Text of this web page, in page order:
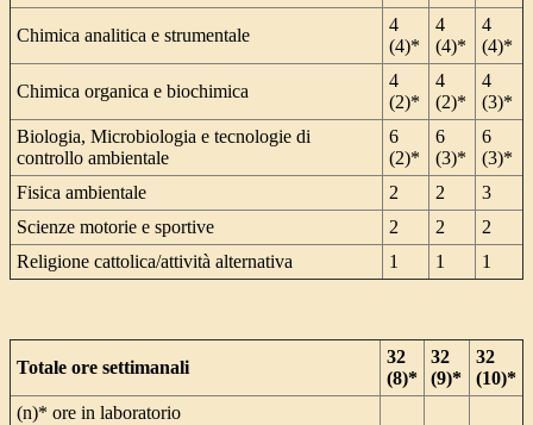
Chimica analitica e strumentale
4
(4)*
4
(4)*
4
(4)*
Chimica organica e biochimica
4
(2)*
4
(2)*
4
(3)*
Biologia, Microbiologia e tecnologie di
controllo ambientale
6
(2)*
6
(3)*
6
(3)*
Fisica ambientale
2 2
3
Scienze motorie e sportive
2 2
2
Religione cattolica/attività alternativa
1 1 1
Totale ore settimanali
32
(8)*
32
(9)*
32
(10)*
(n)* ore in laboratorio